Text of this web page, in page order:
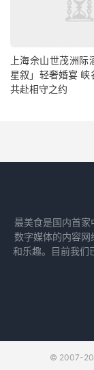
上海佘山世茂洲际
星叙」轻奢婚宴 峡
共赴相守之约
最美食是国内首家
数字媒体的内容
和乐趣。目前我们
© 2007-